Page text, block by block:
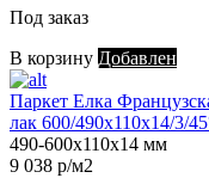
Под заказ
В корзину Добавлен
Паркет Елка
лак 600/490х110х14/3/
490-600х110х14 мм
9 038 р/м2